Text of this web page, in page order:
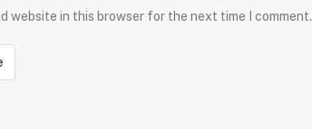
website in this browser for the next time I comment.